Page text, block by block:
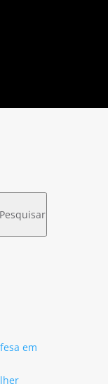
Pesquisar
em